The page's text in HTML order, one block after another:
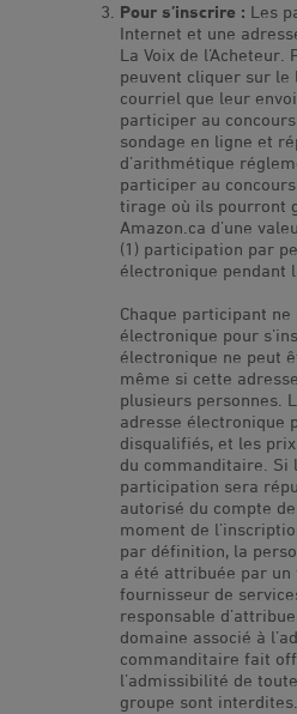
Pour s’inscrire : Les
Internet et une
La Voix de
peuvent cliquer sur le
courriel que leur
participer au
sondage en ligne et
d’arithmétique
participer au
tirage où ils pourront
Amazon.ca d’une
(1) participation par
électronique pendant
Chaque participant
électronique pour
électronique ne peut
même si cette
plusieurs personnes.
adresse électronique
disqualifiés, et les
du commanditaire. Si
participation sera
autorisé du compte
moment de
par définition, la
a été attribuée par
fournisseur de
responsable
domaine associé à
commanditaire fait
l’admissibilité de
groupe sont interdites.